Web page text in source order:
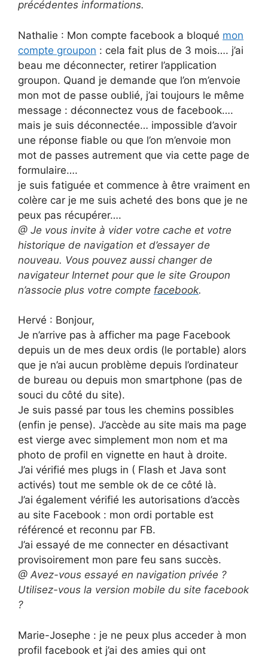
précédentes informations.
Nathalie : Mon compte facebook a bloqué mon
compte groupon : cela fait plus de 3 mois…. j’ai
beau me déconnecter, retirer l’application
groupon. Quand je demande que l’on m’envoie
mon mot de passe oublié, j’ai toujours le même
message : déconnectez vous de facebook….
mais je suis déconnectée… impossible d’avoir
une réponse fiable ou que l’on m’envoie mon
mot de passes autrement que via cette page de
formulaire….
je suis fatiguée et commence à être vraiment en
colère car je me suis acheté des bons que je ne
peux pas récupérer….
@ Je vous invite à vider votre cache et votre
historique de navigation et d’essayer de
nouveau. Vous pouvez aussi changer de
navigateur Internet pour que le site Groupon
n’associe plus votre compte facebook.
Hervé : Bonjour,
Je n’arrive pas à afficher ma page Facebook
depuis un de mes deux ordis (le portable) alors
que je n’ai aucun problème depuis l’ordinateur
de bureau ou depuis mon smartphone (pas de
souci du côté du site).
Je suis passé par tous les chemins possibles
(enfin je pense). J’accède au site mais ma page
est vierge avec simplement mon nom et ma
photo de profil en vignette en haut à droite.
J’ai vérifié mes plugs in ( Flash et Java sont
activés) tout me semble ok de ce côté là.
J’ai également vérifié les autorisations d’accès
au site Facebook : mon ordi portable est
référencé et reconnu par FB.
J’ai essayé de me connecter en désactivant
provisoirement mon pare feu sans succès.
@ Avez-vous essayé en navigation privée ?
Utilisez-vous la version mobile du site facebook
?
Marie-Josephe : je ne peux plus acceder à mon
profil facebook et j’ai des amies qui ont